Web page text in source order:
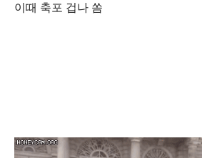
이때 축포 겁나 쏨